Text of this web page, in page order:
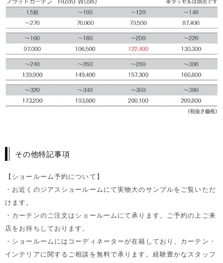
その他特記事項
【ショールーム予約について】
・お近くのジアスショールームにて実物大のサンプルをご覧いただ
けます。
・カーテンのご注文はショールームにて承ります。ご予約の上ご来
店をお待ちしております。
・ショールームにはコーディネーターが在籍しており、カーテン・
インテリアに関するご相談を無料で承ります。経験豊かなスタッフ